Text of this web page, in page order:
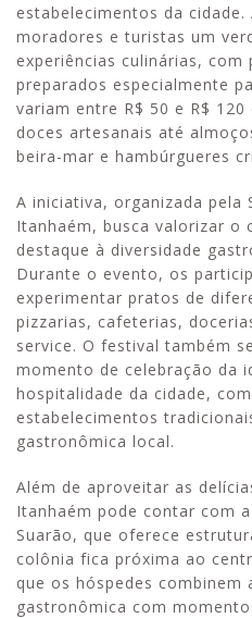
estabelecimentos da
moradores e turistas um
experiências culinárias, com
preparados especialmente
variam entre R$ 50 e R$
doces artesanais até
beira-mar e hambúrgueres
A iniciativa, organizada pela
Itanhaém, busca valorizar o
destaque à diversidade
Durante o evento, os
experimentar pratos de
pizzarias, cafeterias,
service. O festival também
momento de celebração da
hospitalidade da cidade,
estabelecimentos
gastronômica local.
Além de aproveitar as
Itanhaém pode contar com
Suarão, que oferece
colônia fica próxima ao
que os hóspedes combinem
gastronômica com